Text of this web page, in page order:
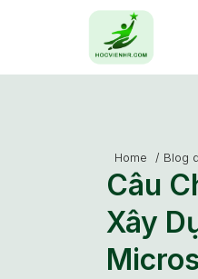
Home / Blog
Câu
Xây